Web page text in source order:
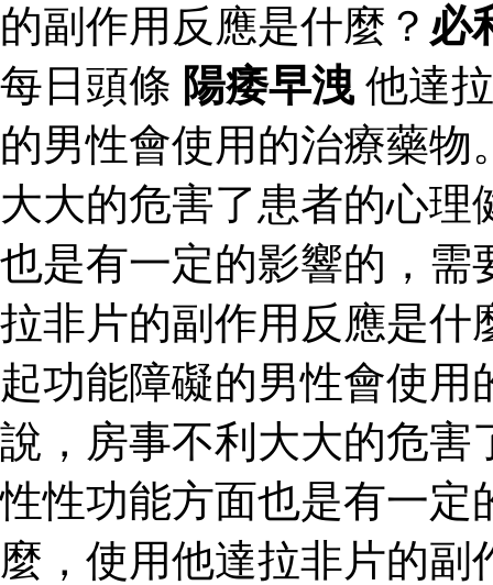
的副作用反應是什麼？ 必
每日頭條 陽痿早洩 他達
的男性會使用的治療藥
大大的危害了患者的心
也是有一定的影響的，需
拉非片的副作用反應是什
起功能障礙的男性會使
說，房事不利大大的危害
性性功能方面也是有一定
麼，使用他達拉非片的